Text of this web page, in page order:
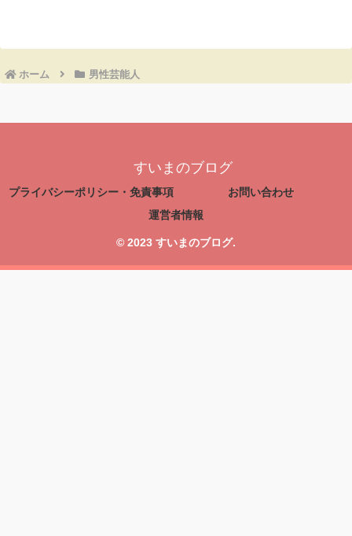
ホーム 男性芸能人
すいまのブログ
プライバシーポリシー・免責事項
お問い合わせ
運営者情報
© 2023 すいまのブログ.